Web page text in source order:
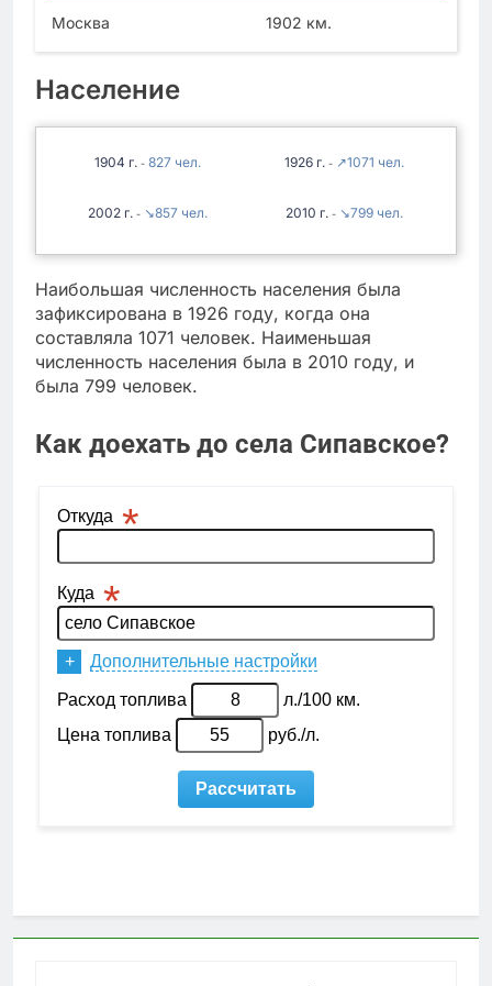
Москва 1902 км.
Население
1904 - 827 1926 - ↗1071
2002 - ↘857 2010 - ↘799
Наибольшая численность населения была
зафиксирована в 1926 году, когда она
составляла 1071 человек. Наименьшая
численность населения была в 2010 году, и
была 799 человек.
Как доехать до села Сипавское?